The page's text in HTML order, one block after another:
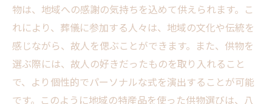
物は、地域への感謝の気持ちを込めて供えられます。こ
れにより、葬儀に参加する人々は、地域の文化や伝統を
感じながら、故人を偲ぶことができます。また、供物を
選ぶ際には、故人の好きだったものを取り入れること
で、より個性的でパーソナルな式を演出することが可能
です。このように地域の特産品を使った供物選びは、八